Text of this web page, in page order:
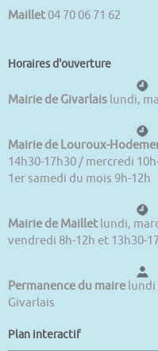
Maillet 04 70 06 71 62
Horaires d'ouverture
Mairie de Givarlais lundi,
Mairie de Louroux-
14h30-17h30 / mercredi
1er samedi du mois 9h-12h
Mairie de Maillet lundi,
vendredi 8h-12h et 13h30-
Permanence du maire lundi
Givarlais
Plan interactif